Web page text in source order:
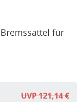
Bremssattel für
UVP 121,14 €